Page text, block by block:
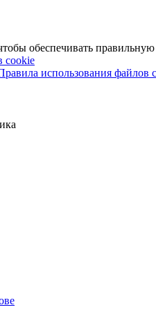
обеспечивать правильную
cookie
использования файлов